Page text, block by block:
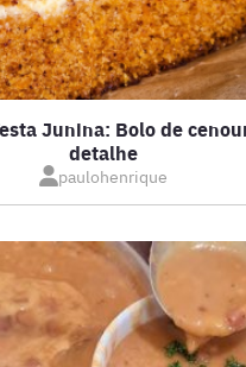
DO MAR
Junina: Bolo de
detalhe
paulohenrique